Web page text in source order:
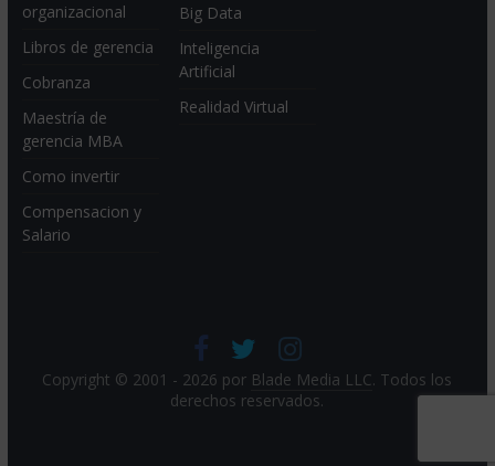
organizacional
Libros de gerencia
Cobranza
Maestría de
gerencia MBA
Como invertir
Compensacion y
Salario
Big Data
Inteligencia
Artificial
Realidad Virtual
Copyright © 2001 - 2026 por Blade Media LLC. Todos los
derechos reservados.